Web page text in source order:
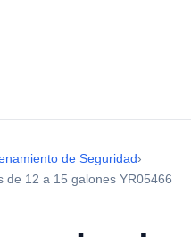
de Seguridad›
de 12 a 15 galones YR05466